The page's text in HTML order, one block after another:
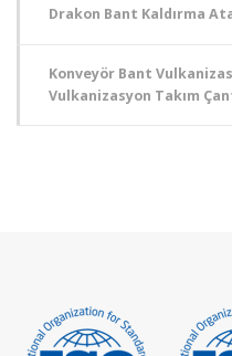
Drakon Bant Kaldırma
Konveyör Bant
Vulkanizasyon Takım